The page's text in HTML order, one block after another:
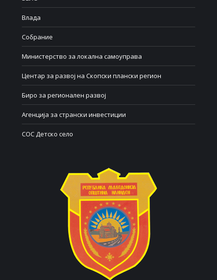
Влада
Собрание
Министерство за локална самоуправа
Центар за развој на Скопски плански регион
Биро за регионален развој
Агенција за странски инвестиции
СОС Детско село